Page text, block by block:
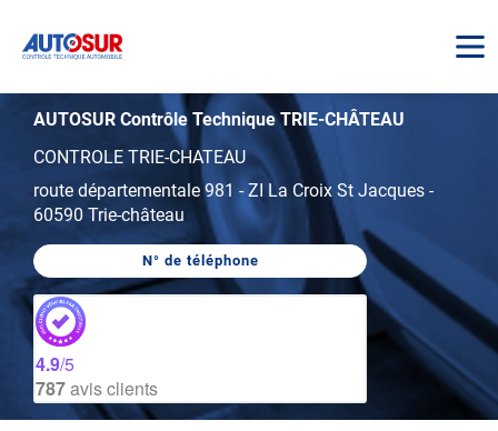
AUTOSUR Contrôle Technique TRIE-CHÂTEAU
CONTROLE TRIE-CHATEAU
route départementale 981 -ZI La Croix St Jacques -
60590 Trie-château
N° de téléphone
AFFICHER
TRIE-
CHÂTEAU
4.9/5
787avis clients